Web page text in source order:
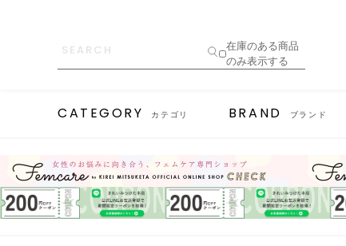
在庫のある商品
のみ表示する
CATEGORY カテゴリ BRAND ブランド